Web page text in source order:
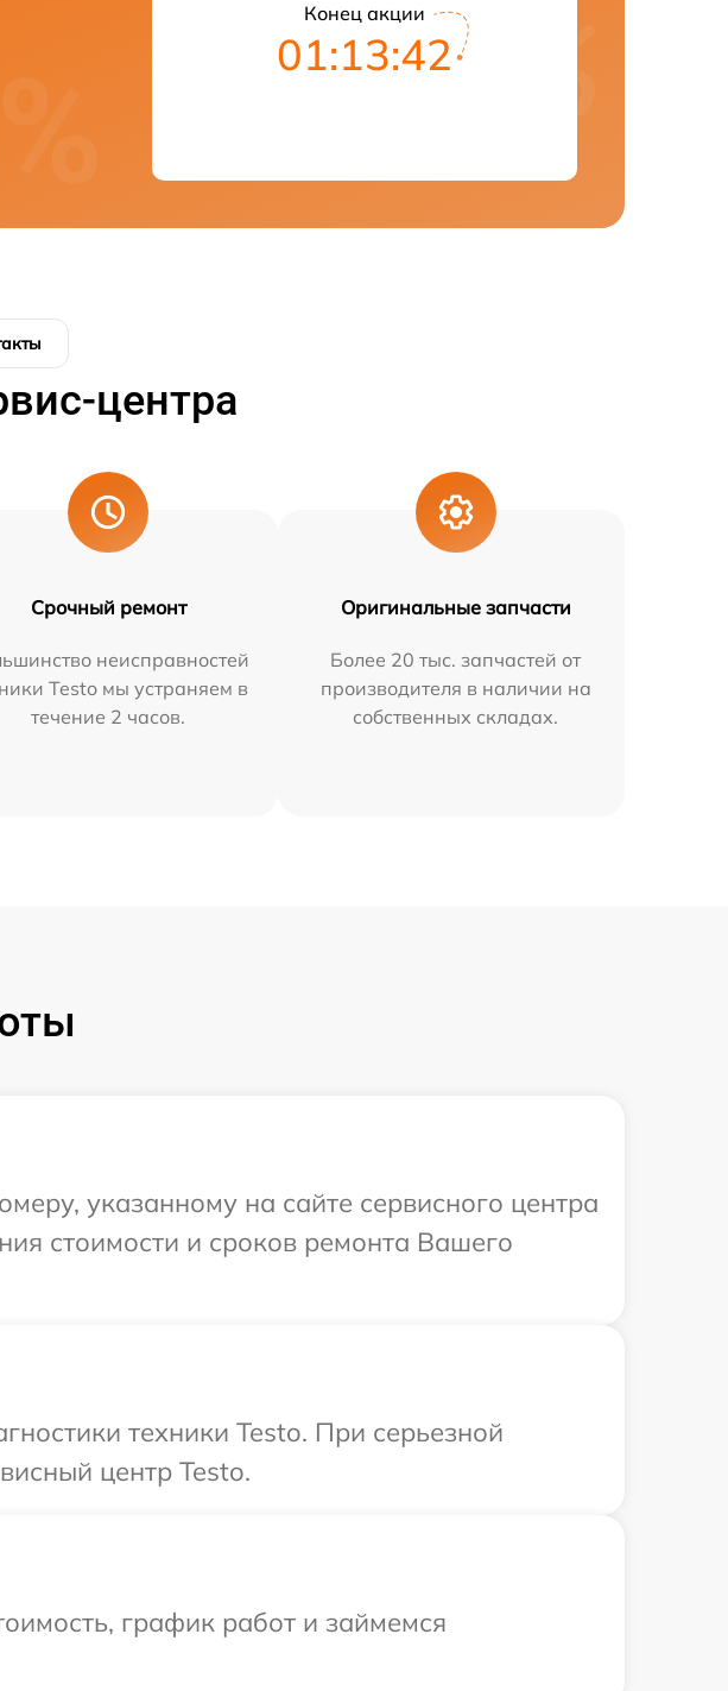
Конец акции
01:13:41
центра
Срочный ремонт
неисправностей
Testo мы устраняем в
течение 2 часов.
Оригинальные запчасти
Более 20 тыс. запчастей от
производителя в наличии на
собственных складах.
указанному на сайте сервисного центра
стоимости и сроков ремонта Вашего
техники Testo. При серьезной
центр Testo.
график работ и займемся